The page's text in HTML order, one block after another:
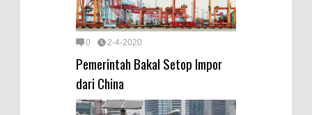
0 2-4-2020
Pemerintah Bakal Setop Impor
dari China